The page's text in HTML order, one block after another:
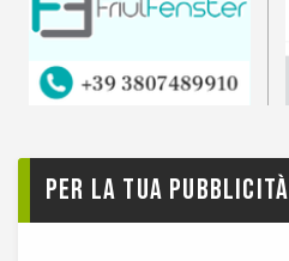
Per la tua pubblicità